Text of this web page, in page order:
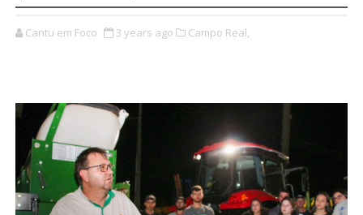
Cantu em Foco 3 years ago Campo Real,